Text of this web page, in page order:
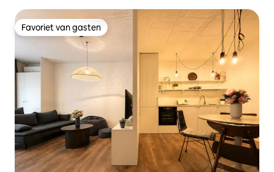
Favoriet van gasten
Favoriet van gasten